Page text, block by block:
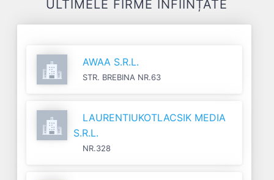
ULTIMELE FIRME ÎNFIINȚATE
AWAA S.R.L.
STR. BREBINA NR.63
LAURENTIUKOTLACSIK MEDIA
S.R.L.
NR.328